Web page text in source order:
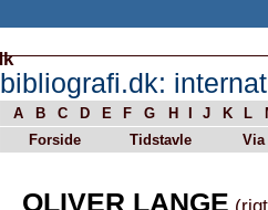
bibliografi.dk:
A B C D E F G H J K L
Forside
Tidstavle Via
OLIVER LANGE